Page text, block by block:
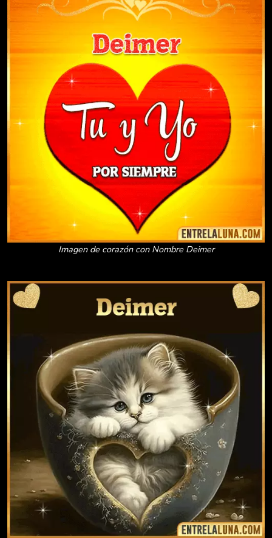
Imagen de corazón con Nombre Deimer